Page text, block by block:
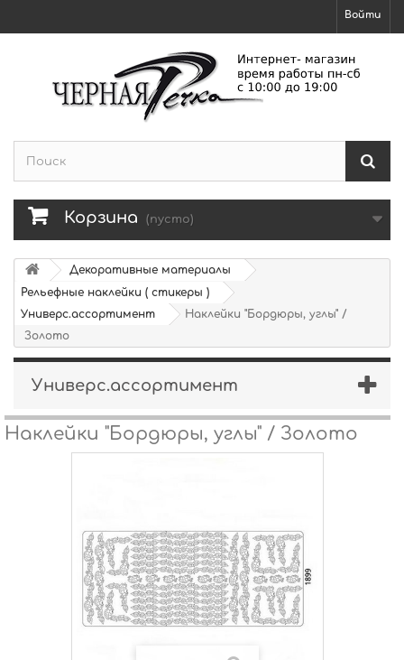
Войти
Корзина (пусто)
Декоративные материалы
Рельефные наклейки ( стикеры )
Универс.ассортимент
Наклейки "Бордюры, углы" /
Золото
Универс.ассортимент
Наклейки "Бордюры, углы" / Золото